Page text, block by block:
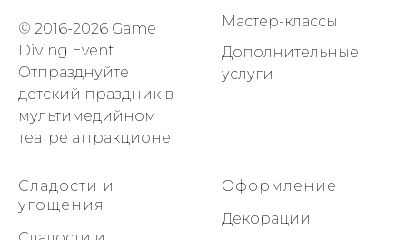
© 2016-2026 Game
Diving Event
Отпразднуйте
детский праздник в
мультимедийном
театре аттракционе
Мастер-классы
Дополнительные
услуги
Сладости и
угощения
Оформление
Декорации